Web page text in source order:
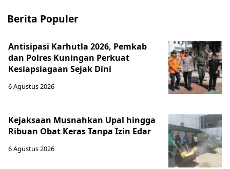
Berita Populer
Antisipasi Karhutla 2026, Pemkab
dan Polres Kuningan Perkuat
Kesiapsiagaan Sejak Dini
6 Agustus 2026
Kejaksaan Musnahkan Upal hingga
Ribuan Obat Keras Tanpa Izin Edar
6 Agustus 2026